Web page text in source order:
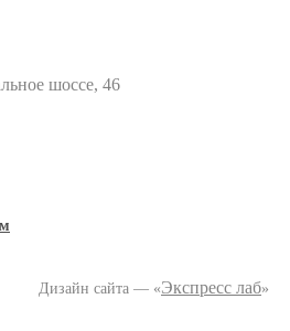
шоссе, 46
Дизайн сайта — «Экспресс лаб»